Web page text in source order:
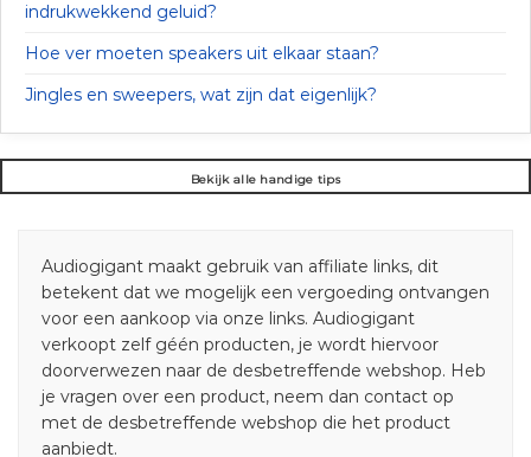
indrukwekkend geluid?
Hoe ver moeten speakers uit elkaar staan?
Jingles en sweepers, wat zijn dat eigenlijk?
Bekijk alle handige tips
Audiogigant maakt gebruik van affiliate links, dit
betekent dat we mogelijk een vergoeding ontvangen
voor een aankoop via onze links. Audiogigant
verkoopt zelf géén producten, je wordt hiervoor
doorverwezen naar de desbetreffende webshop. Heb
je vragen over een product, neem dan contact op
met de desbetreffende webshop die het product
aanbiedt.